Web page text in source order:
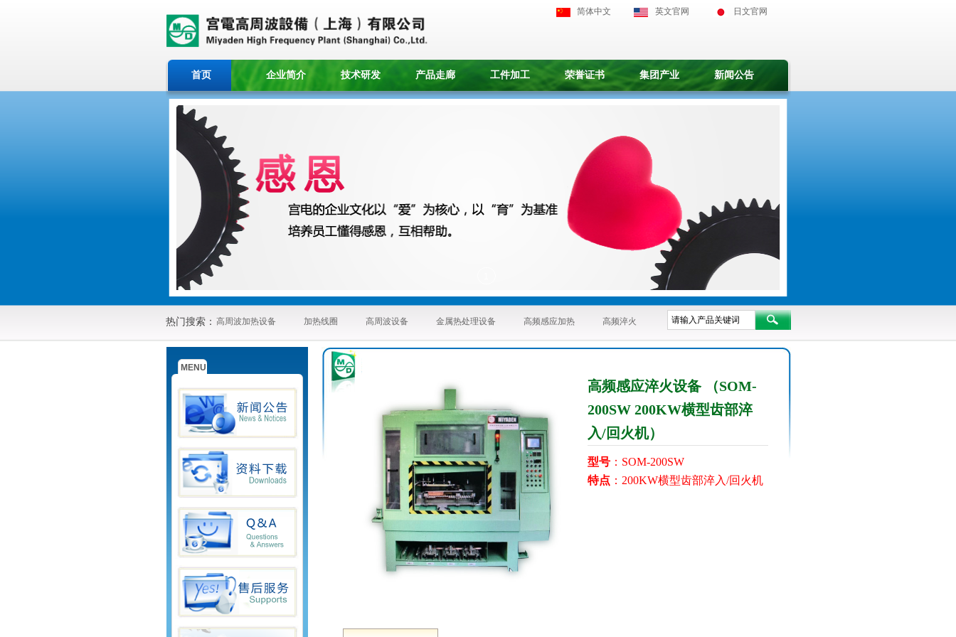
简体中文 英文官网 日文官网
热门搜索： 高周波加热设备 加热线圈 高周波设备 金属热处理设备 高频感应加热 高频淬火
首页 企业简介 技术研发 产品走廊 工件加工 荣誉证书 集团产业 新闻公告
MENU
高频感应淬火设备 （SOM-
200SW 200KW横型齿部淬
入/回火机）
型号：SOM-200SW
特点 ：200KW横型齿部淬入/回火机